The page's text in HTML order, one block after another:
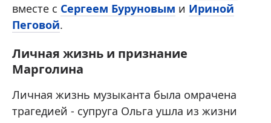
вместе с Сергеем Буруновым и Ириной
Пеговой.
Личная жизнь и признание
Марголина
Личная жизнь музыканта была омрачена
трагедией - супруга Ольга ушла из жизни